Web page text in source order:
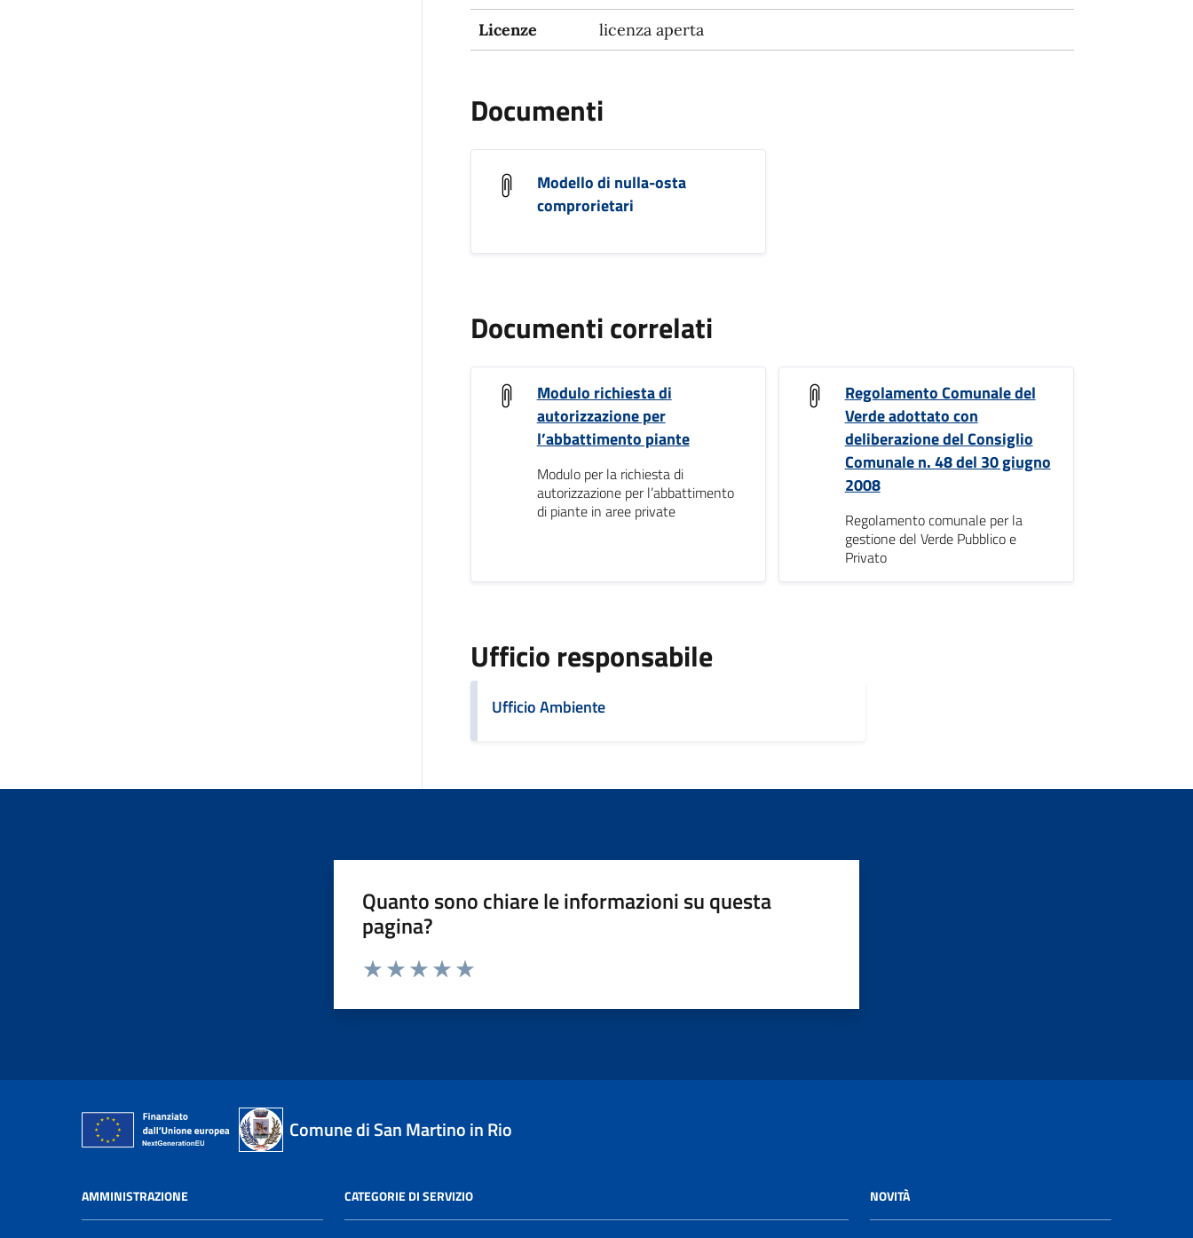
Licenze licenza aperta
Documenti
Modello di nulla-osta
comprorietari
Documenti correlati
Modulo richiesta di
autorizzazione per
l’abbattimento piante
Modulo per la richiesta di
autorizzazione per l’abbattimento
di piante in aree private
Regolamento Comunale del
Verde adottato con
deliberazione del Consiglio
Comunale n. 48 del 30 giugno
2008
Regolamento comunale per la
gestione del Verde Pubblico e
Privato
Ufficio responsabile
Ufficio Ambiente
Quanto sono chiare le informazioni su questa
pagina?
Comune di San Martino in Rio
AMMINISTRAZIONE CATEGORIE DI SERVIZIO NOVITÀ